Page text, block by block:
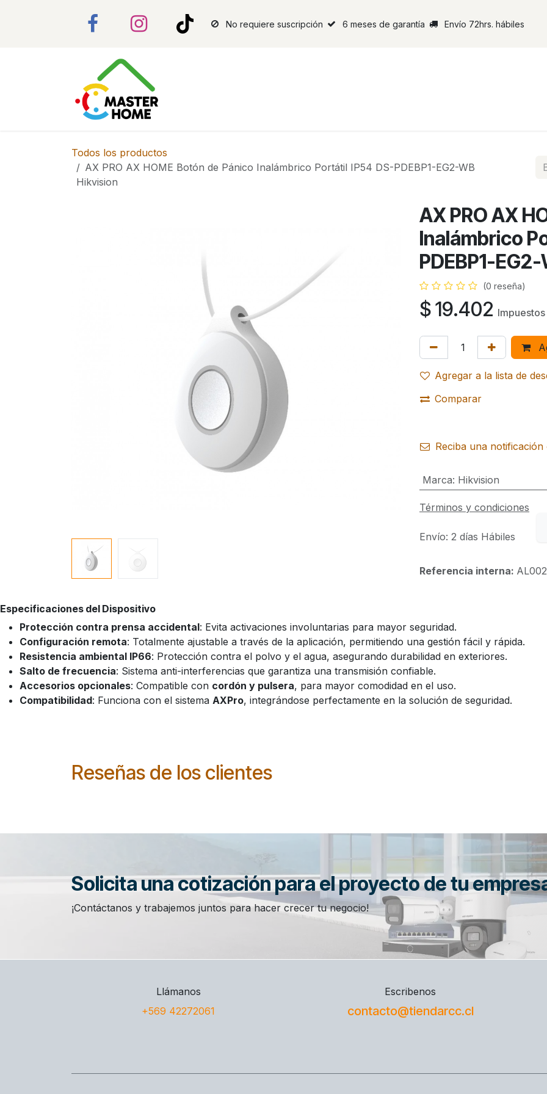
No requiere suscripción 6 meses de garantía Envío 72hrs. hábiles
Todos los productos
AX PRO AX HOME Botón de Pánico Inalámbrico Portátil IP54 DS-PDEBP1-EG2-WB
Hikvision
AX PRO AX
Inalámbrico
PDEBP1-
(0 reseña)
$19.402
Agregar a la lista de
Comparar
Reciba una
Marca: Hikvision
Términos y condiciones
Envío: 2 días Hábiles
Referencia interna:
Especificaciones del Dispositivo
Protección contra prensa accidental: Evita activaciones involuntarias para mayor seguridad.
Configuración remota: Totalmente ajustable a través de la aplicación, permitiendo una gestión fácil y rápida.
Resistencia ambiental IP66: Protección contra el polvo y el agua, asegurando durabilidad en exteriores.
Salto de frecuencia: Sistema anti-interferencias que garantiza una transmisión confiable.
Accesorios opcionales: Compatible con cordón y pulsera, para mayor comodidad en el uso.
Compatibilidad: Funciona con el sistema AXPro, integrándose perfectamente en la solución de seguridad.
Reseñas de los clientes
Solicita una cotización para el proyecto de tu
¡Contáctanos y trabajemos juntos para hacer crecer tu negocio!
Llámanos
+569 42272061
Escribenos
contacto@tiendarcc.cl